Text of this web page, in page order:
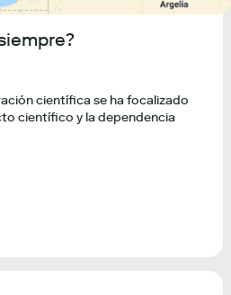
científica se ha focalizado
científico y la dependencia